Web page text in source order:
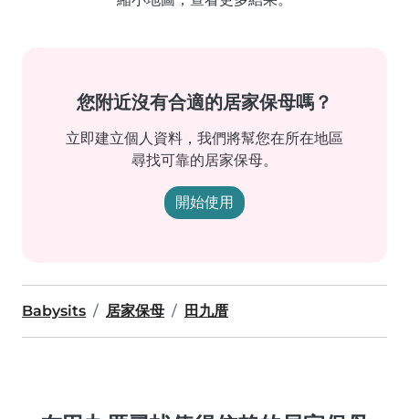
您附近沒有合適的居家保母嗎？
立即建立個人資料，我們將幫您在所在地區
尋找可靠的居家保母。
開始使用
Babysits 居家保母 田九厝